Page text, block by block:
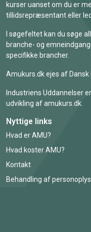
kurser uanset om du er
tillidsrepræsentant eller
I søgefeltet kan du søge
branche- og
specifikke brancher.
Amukurs.dk ejes af Dansk
Industriens Uddannelser
udvikling af amukurs.dk.
Nyttige links
Hvad er AMU?
Hvad koster AMU?
Kontakt
Behandling af